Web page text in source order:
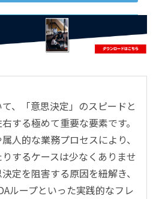
マース
ラウドコンピューティング
理
、「意思決定」のスピードと
する極めて重要な要素です。
人的な業務プロセスにより、
するケースは少なくありませ
定を阻害する原因を紐解き、
ループといった実践的なフレ